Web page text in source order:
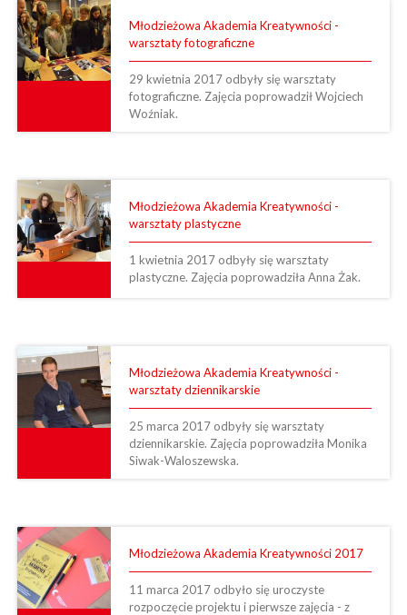
Młodzieżowa Akademia Kreatywności -
warsztaty fotograficzne
29 kwietnia 2017 odbyły się warsztaty
fotograficzne. Zajęcia poprowadził Wojciech
Woźniak.
Młodzieżowa Akademia Kreatywności -
warsztaty plastyczne
1 kwietnia 2017 odbyły się warsztaty
plastyczne. Zajęcia poprowadziła Anna Żak.
Młodzieżowa Akademia Kreatywności -
warsztaty dziennikarskie
25 marca 2017 odbyły się warsztaty
dziennikarskie. Zajęcia poprowadziła Monika
Siwak-Waloszewska.
Młodzieżowa Akademia Kreatywności 2017
11 marca 2017 odbyło się uroczyste
rozpoczęcie projektu i pierwsze zajęcia - z